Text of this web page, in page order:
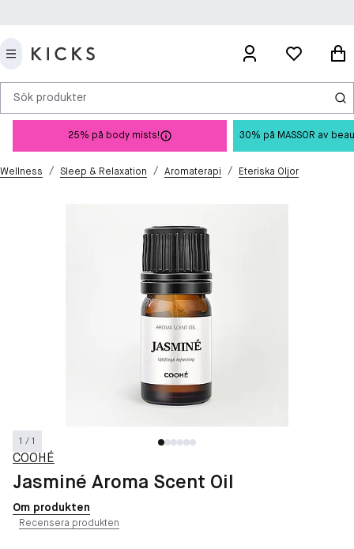
Sök produkter
25% på body mists! 30% på MASSOR av
Wellness / Sleep & Relaxation / Aromaterapi / Eteriska Oljor
1 / 1
COOHÉ
Jasminé Aroma Scent Oil
Om produkten
Recensera produkten